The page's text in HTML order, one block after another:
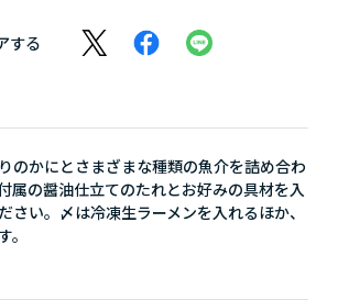
する
のかにとさまざまな種類の魚介を詰め合わ
属の醤油仕立てのたれとお好みの具材を入
さい。〆は冷凍生ラーメンを入れるほか、